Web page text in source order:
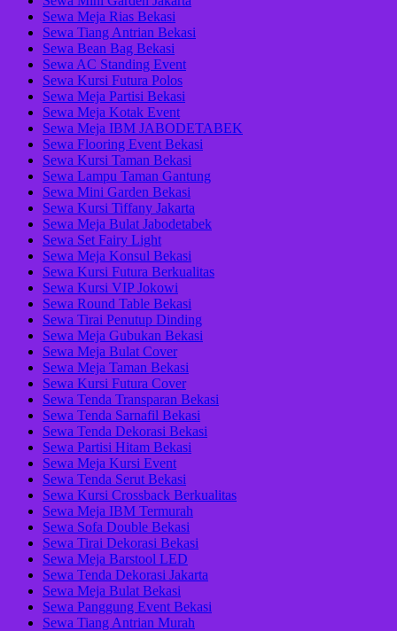
Sewa Meja Rias Bekasi
Sewa Tiang Antrian Bekasi
Sewa Bean Bag Bekasi
Sewa AC Standing Event
Sewa Kursi Futura Polos
Sewa Meja Partisi Bekasi
Sewa Meja Kotak Event
Sewa Meja IBM JABODETABEK
Sewa Flooring Event Bekasi
Sewa Kursi Taman Bekasi
Sewa Lampu Taman Gantung
Sewa Mini Garden Bekasi
Sewa Kursi Tiffany Jakarta
Sewa Meja Bulat Jabodetabek
Sewa Set Fairy Light
Sewa Meja Konsul Bekasi
Sewa Kursi Futura Berkualitas
Sewa Kursi VIP Jokowi
Sewa Round Table Bekasi
Sewa Tirai Penutup Dinding
Sewa Meja Gubukan Bekasi
Sewa Meja Bulat Cover
Sewa Meja Taman Bekasi
Sewa Kursi Futura Cover
Sewa Tenda Transparan Bekasi
Sewa Tenda Sarnafil Bekasi
Sewa Tenda Dekorasi Bekasi
Sewa Partisi Hitam Bekasi
Sewa Meja Kursi Event
Sewa Tenda Serut Bekasi
Sewa Kursi Crossback Berkualitas
Sewa Meja IBM Termurah
Sewa Sofa Double Bekasi
Sewa Tirai Dekorasi Bekasi
Sewa Meja Barstool LED
Sewa Tenda Dekorasi Jakarta
Sewa Meja Bulat Bekasi
Sewa Panggung Event Bekasi
Sewa Tiang Antrian Murah